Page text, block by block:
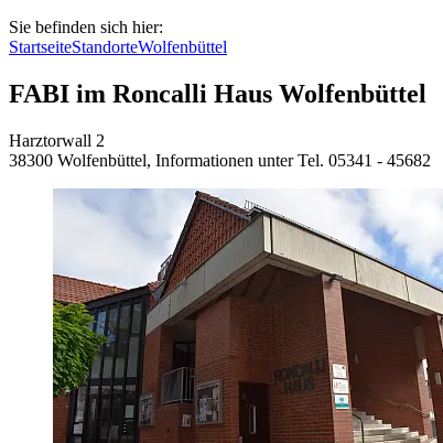
Sie befinden sich hier:
StartseiteStandorteWolfenbüttel
FABI im Roncalli Haus Wolfenbüttel
Harztorwall 2
38300 Wolfenbüttel, Informationen unter Tel. 05341 - 45682